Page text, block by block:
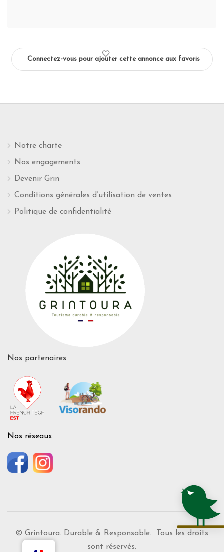
Connectez-vous pour ajouter cette annonce aux favoris
Notre charte
Nos engagements
Devenir Grin
Conditions générales d’utilisation de ventes
Politique de confidentialité
Nos partenaires
Nos réseaux
© Grintoura. Durable & Responsable. Tous les droits
sont réservés.